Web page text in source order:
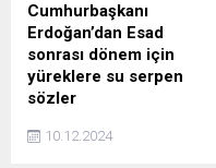
Cumhurbaşkanı
Erdoğan’dan Esad
sonrası dönem için
yüreklere su serpen
sözler
sonrası dönem için
10.12.2024